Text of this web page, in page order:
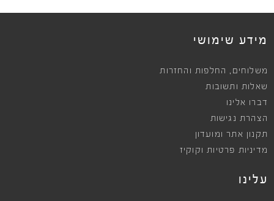
מידע שימושי
משלוחים , החלפות והחזרות
שאלות ותשובות
דברו אלינו
הצהרת נגישות
תקנון אתר ומועדון
מדיניות פרטיות וקוקיז
עלינו